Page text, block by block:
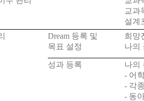
교과
설계
Dream 등록 및
목표 설정
희망
나의
성과 등록
나의
- 어
- 각
- 동